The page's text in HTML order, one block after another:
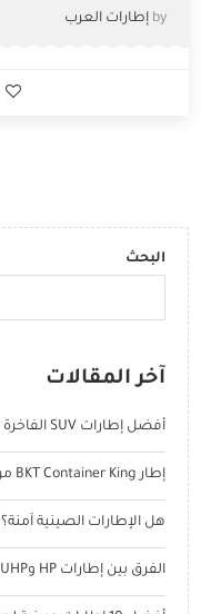
by إطارات العرب
البحث
آخر المقالات
أفضل إطارات SUV الفاخرة في السعودية لعام 2026
إطار BKT Container King مراجعة لأهم إطارات معدات الموانئ
هل الإطارات الصينية
الفرق بين إطارات HP وUHP وUUHP دليل السائق العربي لعام 2026